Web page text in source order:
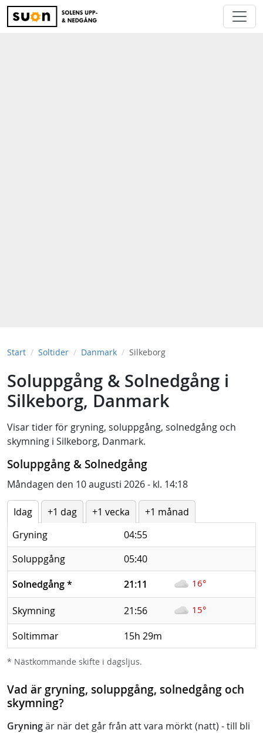
Start Soltider Danmark Silkeborg
Soluppgång & Solnedgång i
Silkeborg, Danmark
Visar tider för gryning, soluppgång, solnedgång och
skymning i Silkeborg, Danmark.
Soluppgång & Solnedgång
Måndagen den 10 augusti 2026 - kl. 14:18
Idag +1 dag +1 vecka
+1 månad
Gryning
04:55
Soluppgång
05:40
Solnedgång* 21:11 16°
Skymning 21:56 15°
Soltimmar 15h 29m
* Nästkommande skifte i dagsljus.
Vad är gryning, soluppgång, solnedgång och
skymning?
Gryningär när det går från att vara mörkt (natt) - till bli